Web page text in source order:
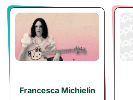
Francesca Michielin